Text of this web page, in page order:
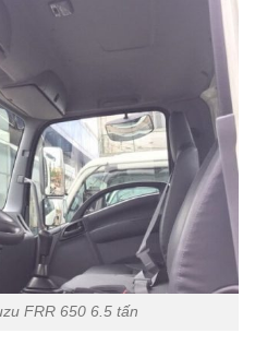
FRR 650 6.5 tấn